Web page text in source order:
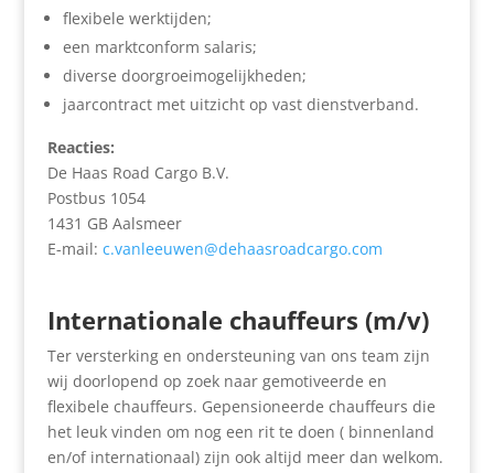
flexibele werktijden;
een marktconform salaris;
diverse doorgroeimogelijkheden;
jaarcontract met uitzicht op vast dienstverband.
Reacties:
De Haas Road Cargo B.V.
Postbus 1054
1431 GB Aalsmeer
E-mail: c.vanleeuwen@dehaasroadcargo.com
Internationale chauffeurs (m/v)
Ter versterking en ondersteuning van ons team zijn
wij doorlopend op zoek naar gemotiveerde en
flexibele chauffeurs. Gepensioneerde chauffeurs die
het leuk vinden om nog een rit te doen ( binnenland
en/of internationaal) zijn ook altijd meer dan welkom.